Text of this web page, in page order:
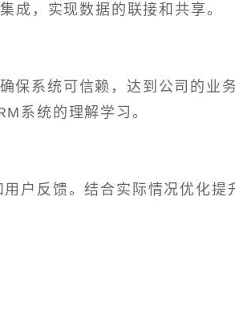
成，实现数据的联接和共享。
保系统可信赖，达到公司的业
系统的理解学习。
户反馈。结合实际情况优化提